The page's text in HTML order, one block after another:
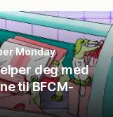
Monday
deg med
til BFCM-